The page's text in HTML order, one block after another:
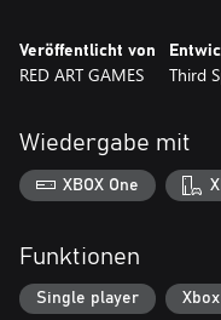
Veröffentlicht von
RED ART GAMES Third
Wiedergabe mit
XBOX One
Funktionen
Single player